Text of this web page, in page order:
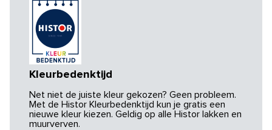
Kleurbedenktijd
Net niet de juiste kleur gekozen? Geen probleem.
Met de Histor Kleurbedenktijd kun je gratis een
nieuwe kleur kiezen. Geldig op alle Histor lakken en
muurverven.